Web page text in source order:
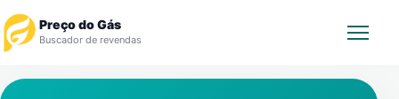
Preço do Gás
Buscador de revendas